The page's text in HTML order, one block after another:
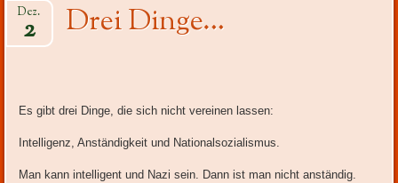
Drei Dinge…
Dez.
2
Es gibt drei Dinge, die sich nicht vereinen lassen:
Intelligenz, Anständigkeit und Nationalsozialismus.
Man kann intelligent und Nazi sein. Dann ist man nicht anständig.